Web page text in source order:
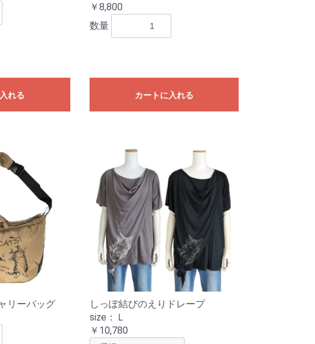
れる
￥8,800
数量
カートに入れる
リーバッグ
しっぽ結びのえりドレープ
size：Ｌ
￥10,780